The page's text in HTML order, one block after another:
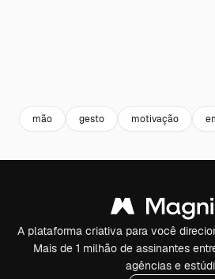
mão gesto motivação
A plataforma criativa para você
Mais de 1 milhão de assinantes
agências e